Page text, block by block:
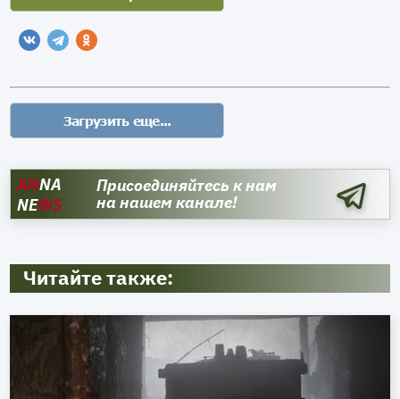
ANNA
NEWS
Присоединяйтесь к нам
на нашем канале!
Читайте также: